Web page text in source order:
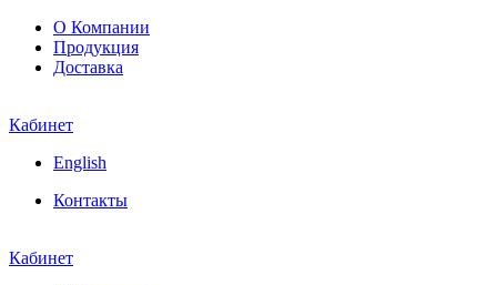
О Компании
Продукция
Доставка
Кабинет
English
Контакты
Кабинет